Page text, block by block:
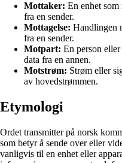
Mottaker: En enhet
fra en sender.
Mottagelse: Handlingen
fra en sender.
Motpart: En person
data fra en annen.
Motstrøm: Strøm eller
av hovedstrømmen.
Etymologi
Ordet transmitter på norsk
som betyr å sende over eller
vanligvis til en enhet eller